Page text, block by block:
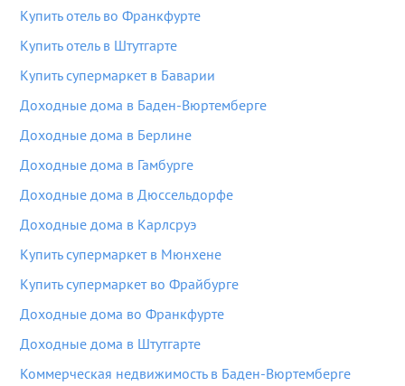
Купить отель во Франкфурте
Купить отель в Штутгарте
Купить супермаркет в Баварии
Доходные дома в Баден-Вюртемберге
Доходные дома в Берлине
Доходные дома в Гамбурге
Доходные дома в Дюссельдорфе
Доходные дома в Карлсруэ
Купить супермаркет в Мюнхене
Купить супермаркет во Фрайбурге
Доходные дома во Франкфурте
Доходные дома в Штутгарте
Коммерческая недвижимость в Баден-Вюртемберге